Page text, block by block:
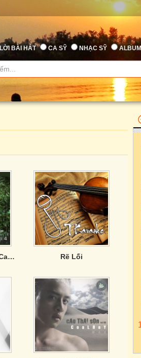
LỜI BÀI HÁT CA SỸ NHẠC SỸ ALBUM
Không Thể Quên - Cao Thái Sơn( Vol.4) Rẽ Lối